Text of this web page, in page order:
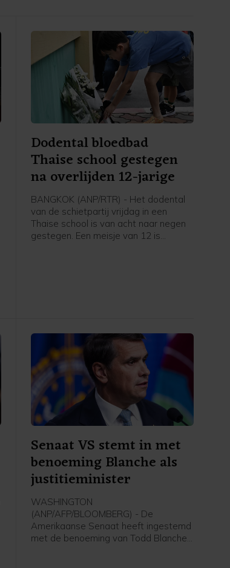
Dodental bloedbad
Thaise school gestegen
na overlijden 12-jarige
BANGKOK (ANP/RTR) - Het dodental
van de schietpartij vrijdag in een
Thaise school is van acht naar negen
gestegen. Een meisje van 12 is
Senaat VS stemt in met
benoeming Blanche als
justitieminister
WASHINGTON
(ANP/AFP/BLOOMBERG) - De
Amerikaanse Senaat heeft ingestemd
met de benoeming van Todd Blanche